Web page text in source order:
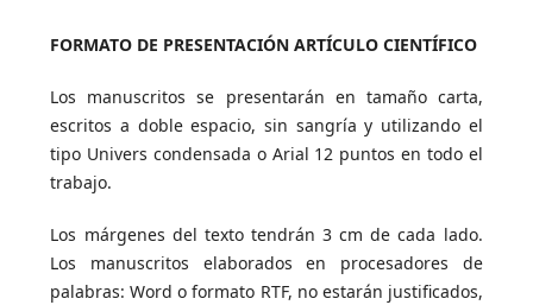
FORMATO DE PRESENTACIÓN ARTÍCULO CIENTÍFICO
Los manuscritos se presentarán en tamaño carta,
escritos a doble espacio, sin sangría y utilizando el
tipo Univers condensada o Arial 12 puntos en todo el
trabajo.
Los márgenes del texto tendrán 3 cm de cada lado.
Los manuscritos elaborados en procesadores de
palabras: Word o formato RTF, no estarán justificados,